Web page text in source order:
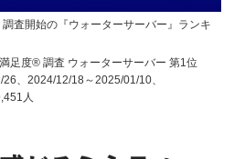
査開始の『ウォーターサーバー』ランキ
足度® 調査 ウォーターサーバー 第1位
、2024/12/18～2025/01/10、
人